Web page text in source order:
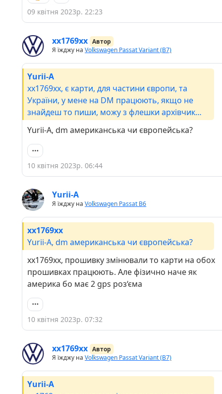
09 квітня 2023р. 22:23
хх1769хх Автор
Я їжджу на Volkswagen Passat Variant (B7)
Yurii-A
хх1769хх, є карти, для частини європи, та
України, у мене на DM працюють, якщо не
знайдеш то пиши, можу з флешки архівчик
Yurii-A, dm американська чи європейська?
10 квітня 2023р. 06:44
Yurii-A
Я їжджу на Volkswagen Passat B6
хх1769хх
Yurii-A, dm американська чи європейська?
хх1769хх, прошивку змінювали то карти на обох
прошивках працюють. Але фізично наче як
америка бо має 2 gps роз‘єма
10 квітня 2023р. 07:32
хх1769хх Автор
Я їжджу на Volkswagen Passat Variant (B7)
Yurii-A